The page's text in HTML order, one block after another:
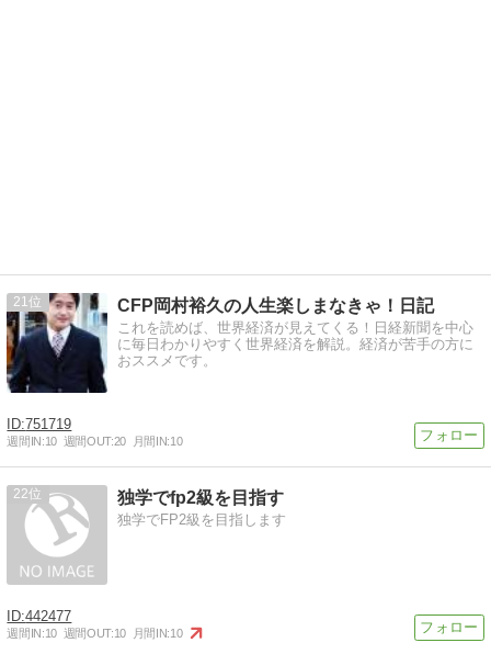
21 CFP岡村裕久の人生楽しまなきゃ！日記
これを読めば、世界経済が見えてくる！日経新聞を中心
に毎日わかりやすく世界経済を解説。経済が苦手の方に
おススメです。
751719
週間IN:10 週間OUT:20 月間IN:10
22 独学でfp2級を目指す
独学でFP2級を目指します
442477
週間IN:10 週間OUT:10 月間IN:10